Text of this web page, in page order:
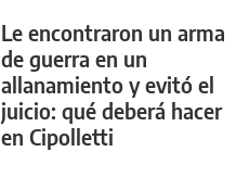
Le encontraron un arma
de guerra en un
allanamiento y evitó el
juicio: qué deberá hacer
en Cipolletti